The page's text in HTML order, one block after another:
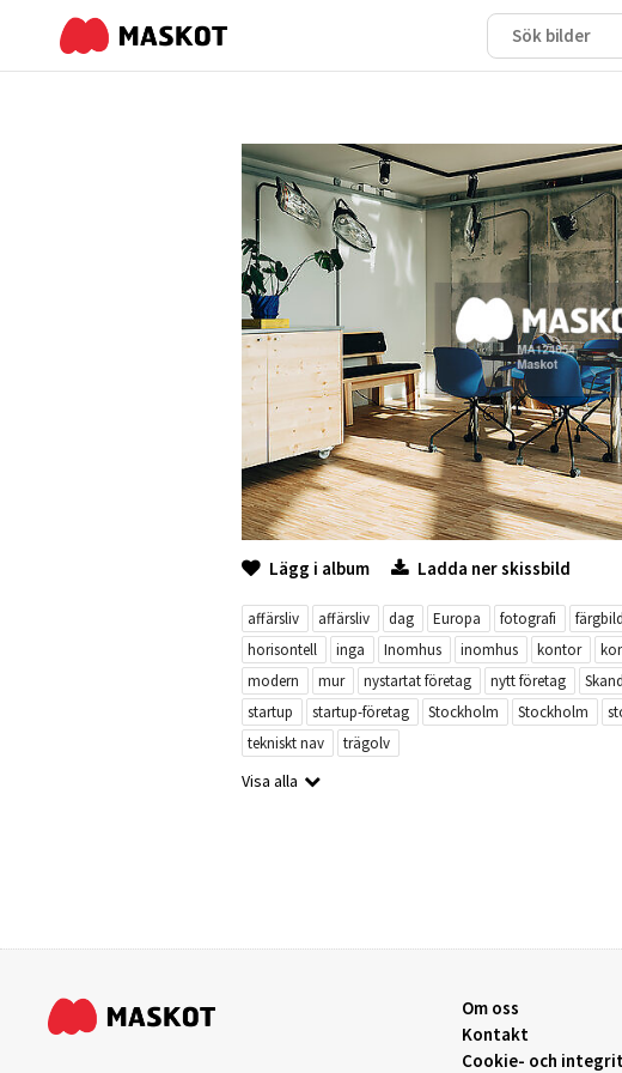
Lägg i album Ladda ner skissbild
affärsliv affärsliv dag Europa fotografi färgbild
horisontell
inga Inomhus inomhus kontor
modern
mur nystartat företag nytt företag
startup
startup-företag Stockholm Stockholm
tekniskt nav
trägolv
Visa alla
Om oss
Kontakt
Cookie- och